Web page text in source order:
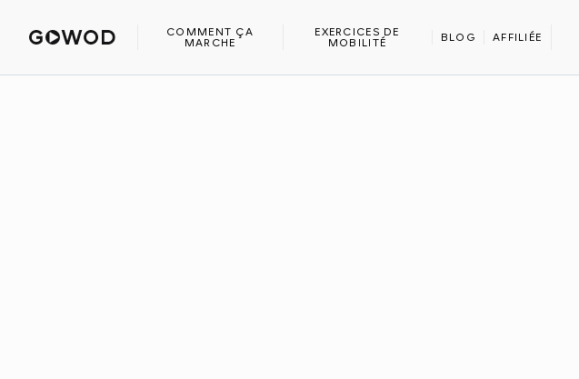
COMMENT ÇA
MARCHE
EXERCICES DE
MOBILITÉ
BLOG AFFILIÉE
LES 5 MEILLEURES APPLICATIONS POUR PRÉPARER UN MARATHON